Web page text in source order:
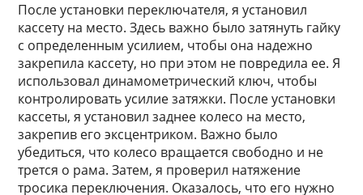
После установки переключателя, я установил
кассету на место. Здесь важно было затянуть гайку
с определенным усилием, чтобы она надежно
закрепила кассету, но при этом не повредила ее. Я
использовал динамометрический ключ, чтобы
контролировать усилие затяжки. После установки
кассеты, я установил заднее колесо на место,
закрепив его эксцентриком. Важно было
убедиться, что колесо вращается свободно и не
трется о рама. Затем, я проверил натяжение
тросика переключения. Оказалось, что его нужно